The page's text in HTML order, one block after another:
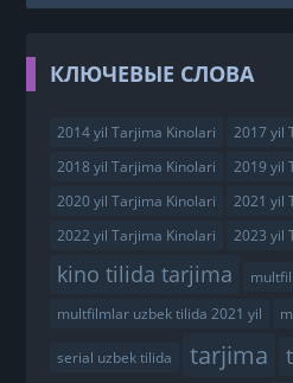
КЛЮЧЕВЫЕ СЛОВА
2014 yil Tarjima Kinolari
2017 yil
2018 yil Tarjima Kinolari
2019 yil
2020 yil Tarjima Kinolari
2021 yil
2022 yil Tarjima Kinolari
2023 yil
kino tilida tarjima
multfilmlar uzbek tilida 2021 yil
serial uzbek tilida tarjima